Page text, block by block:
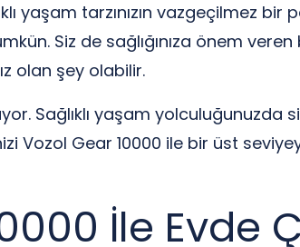
tarzınızın vazgeçilmez bir
Siz de sağlığınıza önem
olan şey olabilir.
Sağlıklı yaşam yolculuğunuzda
Gear 10000 ile bir üst
İle Evde